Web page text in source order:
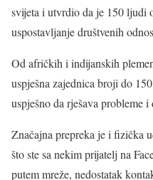
svijeta i utvrdio da je 150 ljudi
uspostavljanje društvenih
Od afričkih i indijanskih
uspješna zajednica broji do
uspješno da rješava probleme
Značajna prepreka je i fizička
što ste sa nekim prijatelj na
putem mreže, nedostatak